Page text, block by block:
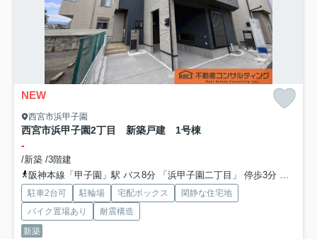
NEW
西宮市浜甲子園
西宮市浜甲子園2丁目 新築戸建 1号棟
-
/新築 /3階建
阪神本線「甲子園」駅 バス8分 「浜甲子園二丁目」 停歩3分
阪神本
駐車2台可 駐輪場 宅配ボックス
閑静な住宅地
バイク置場あり
耐震構造
新築